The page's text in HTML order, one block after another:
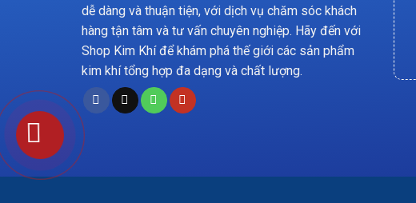
dễ dàng và thuận tiện, với dịch vụ chăm sóc khách
hàng tận tâm và tư vấn chuyên nghiệp. Hãy đến với
Shop Kim Khí để khám phá thế giới các sản phẩm
kim khí tổng hợp đa dạng và chất lượng.